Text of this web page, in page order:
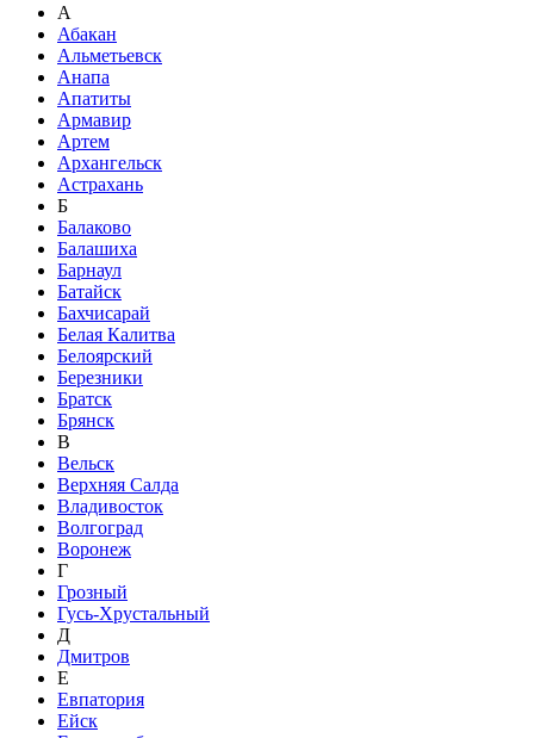
А
Абакан
Альметьевск
Анапа
Апатиты
Армавир
Артем
Архангельск
Астрахань
Б
Балаково
Балашиха
Барнаул
Батайск
Бахчисарай
Белая Калитва
Белоярский
Березники
Братск
Брянск
В
Вельск
Верхняя Салда
Владивосток
Волгоград
Воронеж
Г
Грозный
Гусь-Хрустальный
Д
Дмитров
Е
Евпатория
Ейск